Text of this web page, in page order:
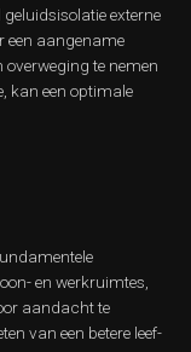
geluidsisolatie externe
een aangename
overweging te nemen
kan een optimale
en werkruimtes,
aandacht te
van een betere leef-